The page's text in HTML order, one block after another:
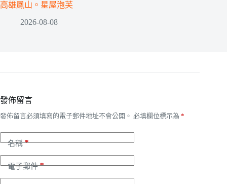
高雄鳳山。星屋泡芙
2026-08-08
發佈留言
發佈留言必須填寫的電子郵件地址不會公開。 必填欄位標示為 *
名稱*
電子郵件*